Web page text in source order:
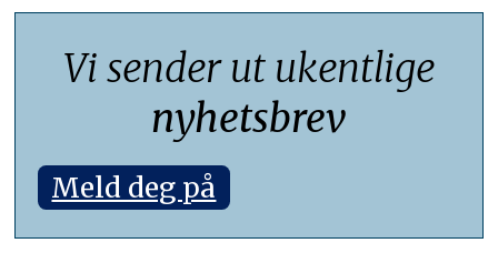
Vi sender ut ukentlige
nyhetsbrev
Meld deg på